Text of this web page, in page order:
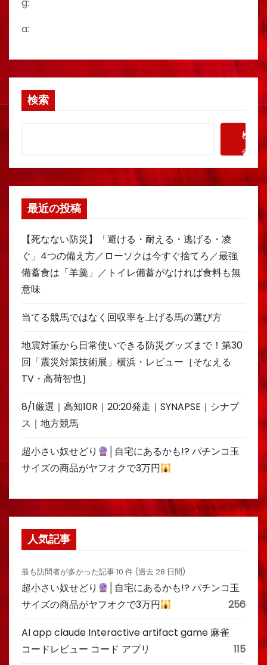
a:
検索
検
索
最近の投稿
【死なない防災】「避ける・耐える・逃げる・凌
ぐ」4つの備え方／ローソクは今すぐ捨てろ／最強
備蓄食は「羊羹」／トイレ備蓄がなければ食料も無
意味
当てる競馬ではなく回収率を上げる馬の選び方
地震対策から日常使いできる防災グッズまで！第30
回「震災対策技術展」横浜・レビュー［そなえる
TV・高荷智也］
8/1厳選｜高知10R｜20:20発走｜SYNAPSE｜シナプ
ス｜地方競馬
超小さい奴せどり
│自宅にあるかも!? パチンコ玉
サイズの商品がヤフオクで3万円
人気記事
最も訪問者が多かった記事 10 件 (過去 28 日間)
超小さい奴せどり
│自宅にあるかも!? パチンコ玉
サイズの商品がヤフオクで3万円
256
AI app claude Interactive artifact game 麻雀
コードレビュー コード アプリ
115